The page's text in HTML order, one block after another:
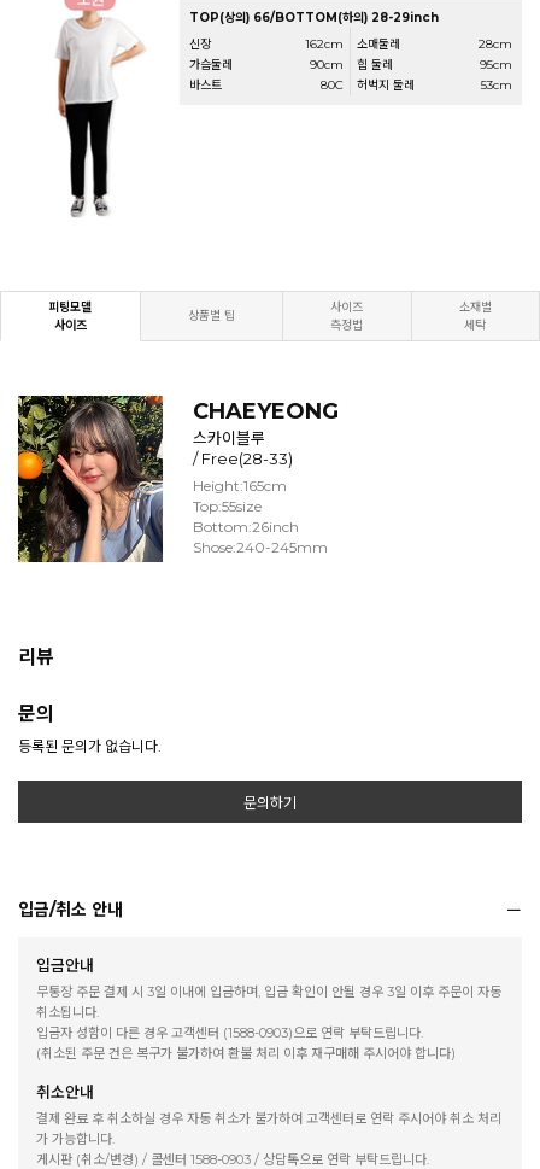
TOP(상의) 66/BOTTOM(하의) 28-29inch
신장
162cm
가슴둘레
90cm
바스트
80C
소매둘레
28cm
힙 둘레
95cm
허벅지 둘레
53cm
피팅모델
사이즈
상품별 팁
사이즈
측정법
소재별
세탁
CHAEYEONG
스카이블루
/ Free(28-33)
Height:165cm
Top:55size
Bottom:26inch
Shose:240-245mm
리뷰
문의
등록된 문의가 없습니다.
문의하기
입금/취소 안내
입금안내
무통장 주문 결제 시 3일 이내에 입금하며, 입금 확인이 안될 경우 3일 이후 주문이 자동
취소됩니다.
입금자 성함이 다른 경우 고객센터 (1588-0903)으로 연락 부탁드립니다.
(취소된 주문 건은 복구가 불가하여 환불 처리 이후 재구매해 주시어야 합니다)
취소안내
결제 완료 후 취소하실 경우 자동 취소가 불가하여 고객센터로 연락 주시어야 취소 처리
가 가능합니다.
게시판 (취소/변경) / 콜센터 1588-0903 / 상담톡으로 연락 부탁드립니다.